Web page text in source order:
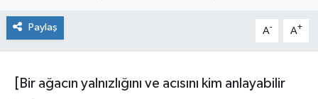
Paylaş A- A+
[Bir ağacın yalnızlığını ve acısını kim anlayabilir
SİYASET
Son Dakika Haberleri